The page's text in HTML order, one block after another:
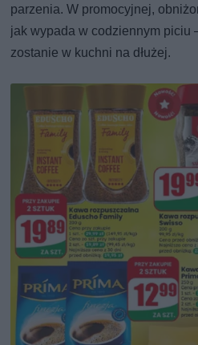
parzenia. W promocyjnej,
jak wypada w codziennym
zostanie w kuchni na dłużej.